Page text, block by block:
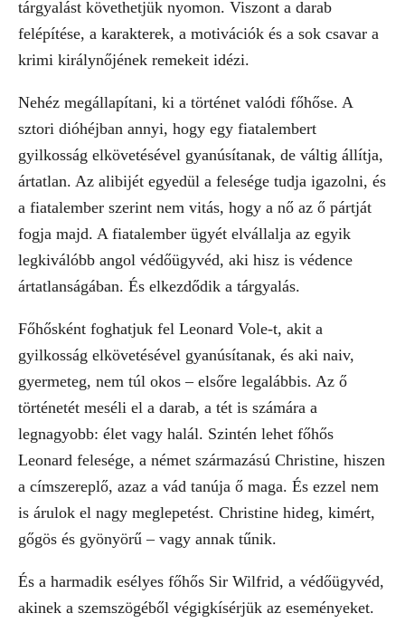
tárgyalást követhetjük nyomon. Viszont a darab
felépítése, a karakterek, a motivációk és a sok csavar a
krimi királynőjének remekeit idézi.
Nehéz megállapítani, ki a történet valódi főhőse. A
sztori dióhéjban annyi, hogy egy fiatalembert
gyilkosság elkövetésével gyanúsítanak, de váltig állítja,
ártatlan. Az alibijét egyedül a felesége tudja igazolni, és
a fiatalember szerint nem vitás, hogy a nő az ő pártját
fogja majd. A fiatalember ügyét elvállalja az egyik
legkiválóbb angol védőügyvéd, aki hisz is védence
ártatlanságában. És elkezdődik a tárgyalás.
Főhősként foghatjuk fel Leonard Vole-t, akit a
gyilkosság elkövetésével gyanúsítanak, és aki naiv,
gyermeteg, nem túl okos – elsőre legalábbis. Az ő
történetét meséli el a darab, a tét is számára a
legnagyobb: élet vagy halál. Szintén lehet főhős
Leonard felesége, a német származású Christine, hiszen
a címszereplő, azaz a vád tanúja ő maga. És ezzel nem
is árulok el nagy meglepetést. Christine hideg, kimért,
gőgös és gyönyörű – vagy annak tűnik.
És a harmadik esélyes főhős Sir Wilfrid, a védőügyvéd,
akinek a szemszögéből végigkísérjük az eseményeket.